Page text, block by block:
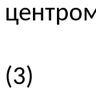
(3)